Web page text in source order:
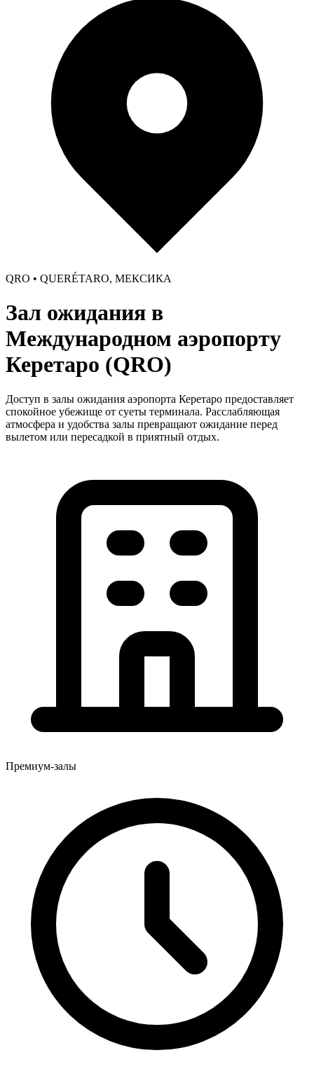
QRO • QUERÉTARO, МЕКСИКА
Зал ожидания в
Международном аэропорту
Керетаро (QRO)
Доступ в залы ожидания аэропорта Керетаро предоставляет
спокойное убежище от суеты терминала. Расслабляющая
атмосфера и удобства залы превращают ожидание перед
вылетом или пересадкой в приятный отдых.
Премиум-залы